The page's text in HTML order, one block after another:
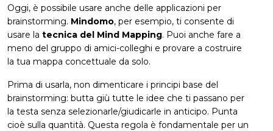
Oggi, è possibile usare anche delle applicazioni per
brainstorming. Mindomo, per esempio, ti consente di
usare la tecnica del Mind Mapping. Puoi anche fare a
meno del gruppo di amici-colleghi e provare a costruire
la tua mappa concettuale da solo.
Prima di usarla, non dimenticare i principi base del
brainstorming: butta giù tutte le idee che ti passano per
la testa senza selezionarle/giudicarle in anticipo. Punta
cioè sulla quantità. Questa regola è fondamentale per un